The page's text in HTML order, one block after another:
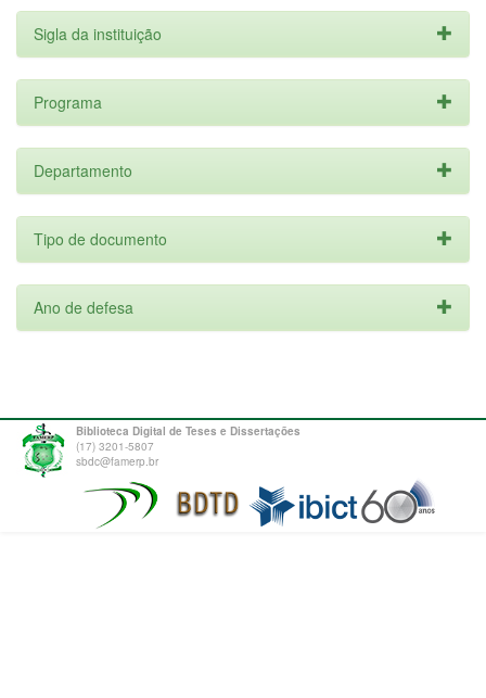
Sigla da instituição
Programa
Departamento
Tipo de documento
Ano de defesa
Biblioteca Digital de Teses e Dissertações
(17) 3201-5807
sbdc@famerp.br